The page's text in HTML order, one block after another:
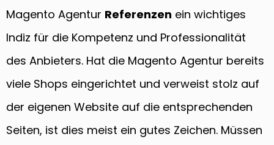
Magento Agentur Referenzen ein wichtiges
Indiz für die Kompetenz und Professionalität
des Anbieters. Hat die Magento Agentur bereits
viele Shops eingerichtet und verweist stolz auf
der eigenen Website auf die entsprechenden
Seiten, ist dies meist ein gutes Zeichen. Müssen